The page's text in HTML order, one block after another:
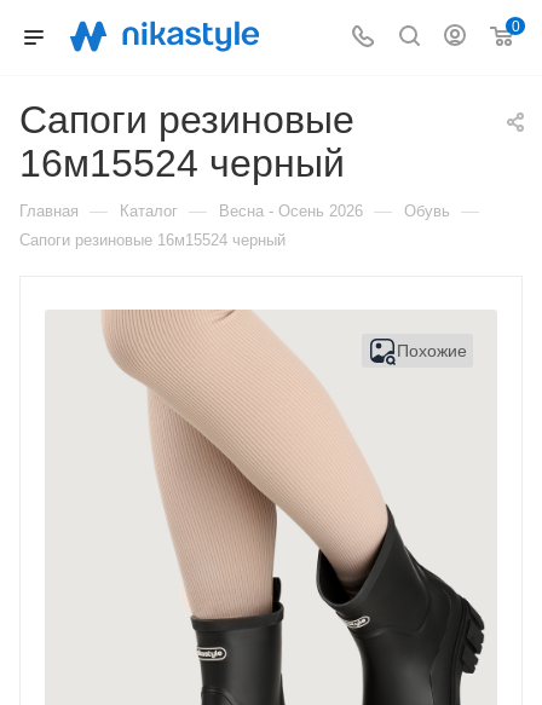
0
Сапоги резиновые
16м15524 черный
Главная — Каталог — Весна - Осень 2026 — Обувь —
Сапоги резиновые 16м15524 черный
Похожие